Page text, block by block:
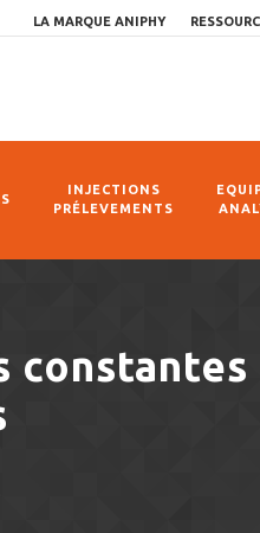
LA MARQUE ANIPHY
INJECTIONS
PRÉLEVEMENTS
constantes